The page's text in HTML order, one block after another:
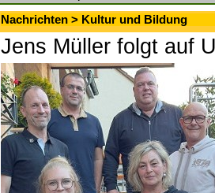
Nachrichten > Kultur und Bildung
Jens Müller folgt auf